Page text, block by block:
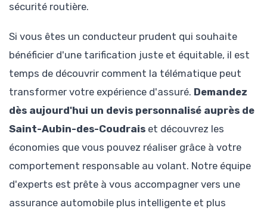
sécurité routière.
Si vous êtes un conducteur prudent qui souhaite
bénéficier d'une tarification juste et équitable, il est
temps de découvrir comment la télématique peut
transformer votre expérience d'assuré. Demandez
dès aujourd'hui un devis personnalisé auprès de
Saint-Aubin-des-Coudrais et découvrez les
économies que vous pouvez réaliser grâce à votre
comportement responsable au volant. Notre équipe
d'experts est prête à vous accompagner vers une
assurance automobile plus intelligente et plus